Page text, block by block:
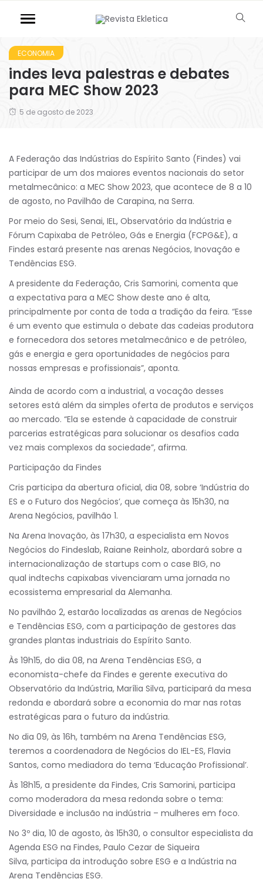
ECONOMIA
indes leva palestras e debates
para MEC Show 2023
5 de agosto de 2023
A Federação das Indústrias do Espírito Santo (Findes) vai
participar de um dos maiores eventos nacionais do setor
metalmecânico: a MEC Show 2023, que acontece de 8 a 10
de agosto, no Pavilhão de Carapina, na Serra.
Por meio do Sesi, Senai, IEL, Observatório da Indústria e
Fórum Capixaba de Petróleo, Gás e Energia (FCPG&E), a
Findes estará presente nas arenas Negócios, Inovação e
Tendências ESG.
A presidente da Federação, Cris Samorini, comenta que
a expectativa para a MEC Show deste ano é alta,
principalmente por conta de toda a tradição da feira. “Esse
é um evento que estimula o debate das cadeias produtora
e fornecedora dos setores metalmecânico e de petróleo,
gás e energia e gera oportunidades de negócios para
nossas empresas e profissionais”, aponta.
Ainda de acordo com a industrial, a vocação desses
setores está além da simples oferta de produtos e serviços
ao mercado. “Ela se estende à capacidade de construir
parcerias estratégicas para solucionar os desafios cada
vez mais complexos da sociedade”, afirma.
Participação da Findes
Cris participa da abertura oficial, dia 08, sobre ‘Indústria do
ES e o Futuro dos Negócios’, que começa às 15h30, na
Arena Negócios, pavilhão 1.
Na Arena Inovação, às 17h30, a especialista em Novos
Negócios do Findeslab, Raiane Reinholz, abordará sobre a
internacionalização de startups com o case BIG, no
qual indtechs capixabas vivenciaram uma jornada no
ecossistema empresarial da Alemanha.
No pavilhão 2, estarão localizadas as arenas de Negócios
e Tendências ESG, com a participação de gestores das
grandes plantas industriais do Espírito Santo.
Às 19h15, do dia 08, na Arena Tendências ESG, a
economista-chefe da Findes e gerente executiva do
Observatório da Indústria, Marília Silva, participará da mesa
redonda e abordará sobre a economia do mar nas rotas
estratégicas para o futuro da indústria.
No dia 09, às 16h, também na Arena Tendências ESG,
teremos a coordenadora de Negócios do IEL-ES, Flavia
Santos, como mediadora do tema ‘Educação Profissional’.
Às 18h15, a presidente da Findes, Cris Samorini, participa
como moderadora da mesa redonda sobre o tema:
Diversidade e inclusão na indústria – mulheres em foco.
No 3º dia, 10 de agosto, às 15h30, o consultor especialista da
Agenda ESG na Findes, Paulo Cezar de Siqueira
Silva, participa da introdução sobre ESG e a Indústria na
Arena Tendências ESG.